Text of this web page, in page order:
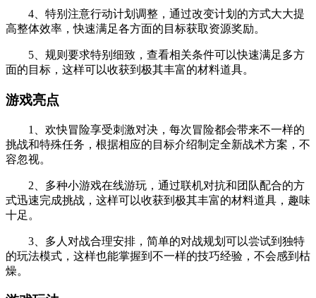
4、特别注意行动计划调整，通过改变计划的方式大大提
高整体效率，快速满足各方面的目标获取资源奖励。
5、规则要求特别细致，查看相关条件可以快速满足多方
面的目标，这样可以收获到极其丰富的材料道具。
游戏亮点
1、欢快冒险享受刺激对决，每次冒险都会带来不一样的
挑战和特殊任务，根据相应的目标介绍制定全新战术方案，不
容忽视。
2、多种小游戏在线游玩，通过联机对抗和团队配合的方
式迅速完成挑战，这样可以收获到极其丰富的材料道具，趣味
十足。
3、多人对战合理安排，简单的对战规划可以尝试到独特
的玩法模式，这样也能掌握到不一样的技巧经验，不会感到枯
燥。